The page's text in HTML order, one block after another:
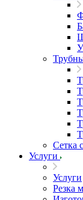
Сетка
Услуги
Услуги
Резка